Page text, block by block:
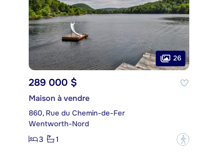
26
289 000 $
Maison à vendre
860, Rue du Chemin-de-Fer
Wentworth-Nord
3
1 ?